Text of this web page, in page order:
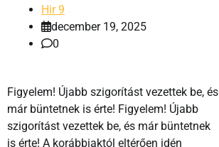
Hir 9
december 19, 2025
0
Figyelem! Újabb szigorítást vezettek be, és
már büntetnek is érte! Figyelem! Újabb
szigorítást vezettek be, és már büntetnek
is érte! A korábbiaktól eltérően idén